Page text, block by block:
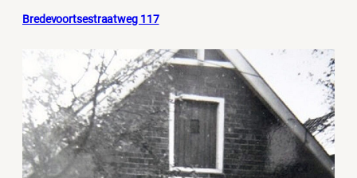
Bredevoortsestraatweg 117